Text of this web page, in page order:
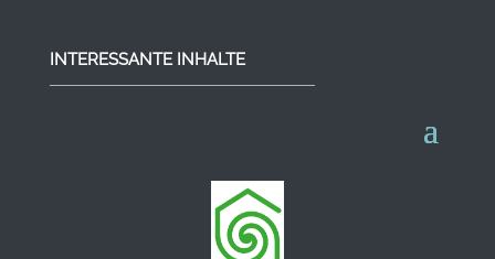
INTERESSANTE INHALTE